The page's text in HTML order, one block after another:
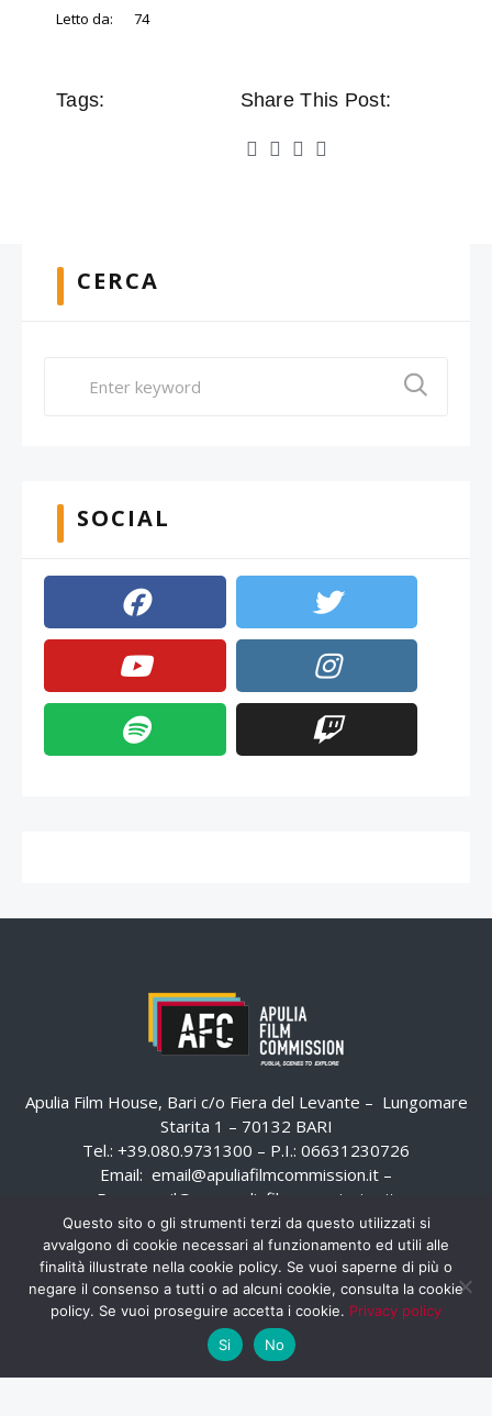
Letto da: 74
Tags: Share This Post:
CERCA
SOCIAL
Apulia Film House, Bari c/o Fiera del Levante – Lungomare
Starita 1 – 70132 BARI
Tel.: +39.080.9731300 – P.I.: 06631230726
Email: email@apuliafilmcommission.it –
Pec:
email@pec.apuliafilmcommission.it
Questo sito o gli strumenti terzi da questo utilizzati si
avvalgono di cookie necessari al funzionamento ed utili alle
finalità illustrate nella cookie policy. Se vuoi saperne di più o
negare il consenso a tutti o ad alcuni cookie, consulta la cookie
policy. Se vuoi proseguire accetta i cookie. Privacy policy
Si
No